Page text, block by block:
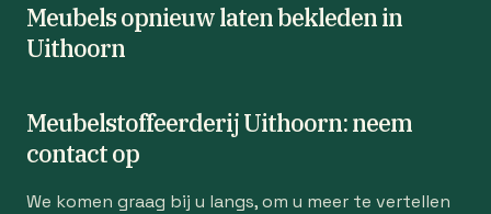
Meubels opnieuw laten bekleden in
Uithoorn
Meubelstoffeerderij Uithoorn: neem
contact op
We komen graag bij u langs, om u meer te vertellen